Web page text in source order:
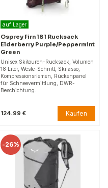
auf Lager
Osprey Firn 18 l Rucksack
Elderberry Purple/Peppermint
Green
Unisex Skitouren-Rucksack, Volumen
18 Liter, Weste-Schnitt, Skilasso,
Kompressionsriemen, Rückenpanel
für Schneevermittlung, DWR-
Beschichtung.
124.99 € Kaufen
-26%